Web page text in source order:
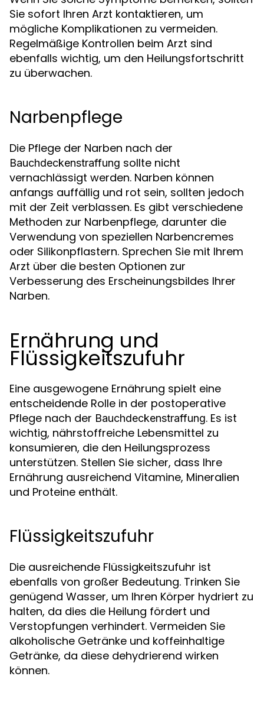
Sie sofort Ihren Arzt kontaktieren, um
mögliche Komplikationen zu vermeiden.
Regelmäßige Kontrollen beim Arzt sind
ebenfalls wichtig, um den Heilungsfortschritt
zu überwachen.
Narbenpflege
Die Pflege der Narben nach der
Bauchdeckenstraffung sollte nicht
vernachlässigt werden. Narben können
anfangs auffällig und rot sein, sollten jedoch
mit der Zeit verblassen. Es gibt verschiedene
Methoden zur Narbenpflege, darunter die
Verwendung von speziellen Narbencremes
oder Silikonpflastern. Sprechen Sie mit Ihrem
Arzt über die besten Optionen zur
Verbesserung des Erscheinungsbildes Ihrer
Narben.
Ernährung und
Flüssigkeitszufuhr
Eine ausgewogene Ernährung spielt eine
entscheidende Rolle in der postoperative
Pflege nach der Bauchdeckenstraffung. Es ist
wichtig, nährstoffreiche Lebensmittel zu
konsumieren, die den Heilungsprozess
unterstützen. Stellen Sie sicher, dass Ihre
Ernährung ausreichend Vitamine, Mineralien
und Proteine enthält.
Flüssigkeitszufuhr
Die ausreichende Flüssigkeitszufuhr ist
ebenfalls von großer Bedeutung. Trinken Sie
genügend Wasser, um Ihren Körper hydriert zu
halten, da dies die Heilung fördert und
Verstopfungen verhindert. Vermeiden Sie
alkoholische Getränke und koffeinhaltige
Getränke, da diese dehydrierend wirken
können.